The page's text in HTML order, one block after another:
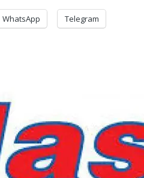
WhatsApp Telegram